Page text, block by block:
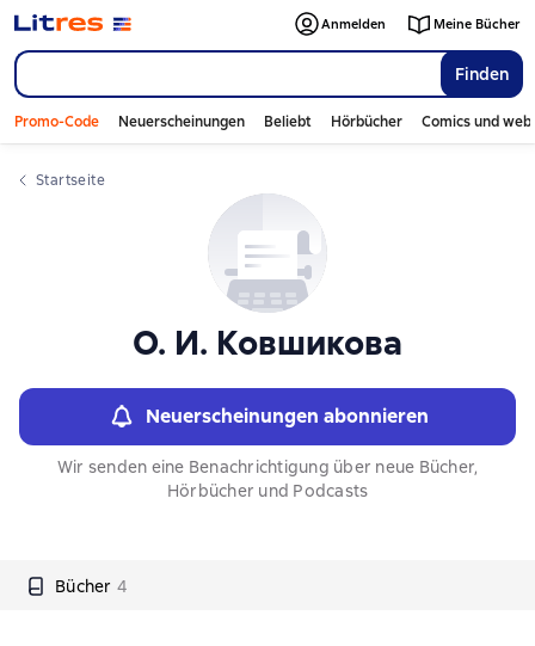
Finden
Anmelden Meine Bücher
Promo-Code Neuerscheinungen Beliebt Hörbücher Comics und
Startseite
О. И. Ковшикова
Neuerscheinungen abonnieren
Wir senden eine Benachrichtigung über neue Bücher,
Hörbücher und Podcasts
Bücher 4
Слайдер с книгами